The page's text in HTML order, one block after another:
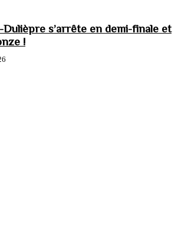
s’arrête en demi-finale et
!